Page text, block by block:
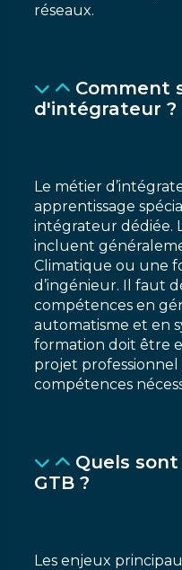
réseaux.
Comment
d'intégrateur ?
Le métier
apprentissage
intégrateur dédiée.
incluent
Climatique ou une
d’ingénieur. Il faut
compétences en
automatisme et en
formation doit être
projet
compétences
Quels
GTB ?
Les enjeux